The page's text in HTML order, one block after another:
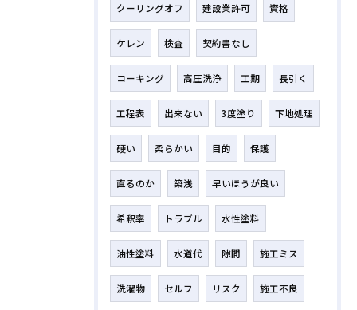
クーリングオフ 建設業許可 資格
ケレン 検査 契約書なし
コーキング 高圧洗浄 工期 長引く
工程表 出来ない 3度塗り 下地処理
硬い 柔らかい 目的 保護
直るのか 築浅 早いほうが良い
希釈率 トラブル 水性塗料
油性塗料 水道代 隙間 施工ミス
洗濯物 セルフ リスク 施工不良